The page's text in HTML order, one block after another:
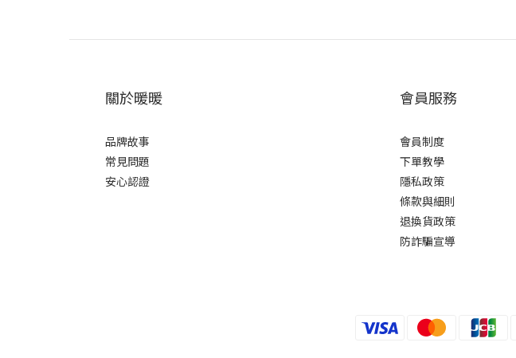
關於暖暖
品牌故事
常見問題
安心認證
會員服務
會員制度
下單教學
隱私政策
條款與細則
退換貨政策
防詐騙宣導